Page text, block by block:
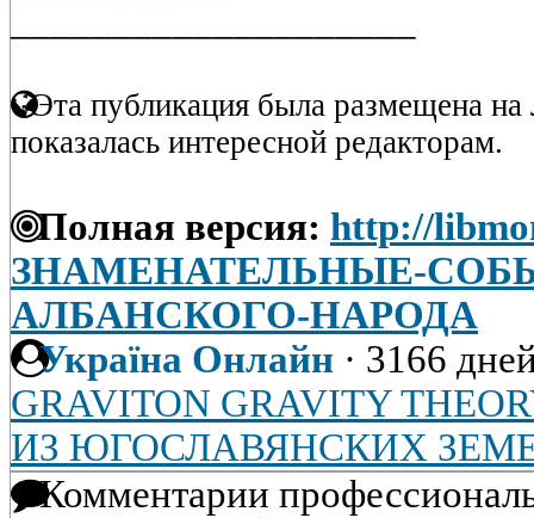
Эта публикация была размещена на
показалась интересной редакторам.
Полная версия: http://
ЗНАМЕНАТЕЛЬНЫЕ-
АЛБАНСКОГО-НАРОДА
Україна Онлайн · 3166
GRAVITON GRAVITY
ИЗ ЮГОСЛАВЯНСКИХ
Комментарии